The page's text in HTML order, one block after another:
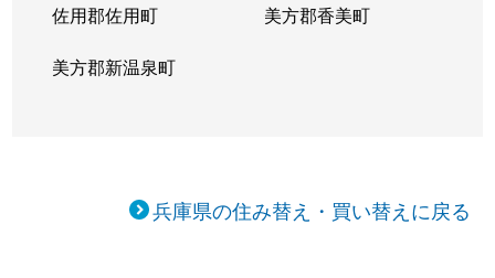
佐用郡佐用町 美方郡香美町
美方郡新温泉町
兵庫県の住み替え・買い替えに戻る